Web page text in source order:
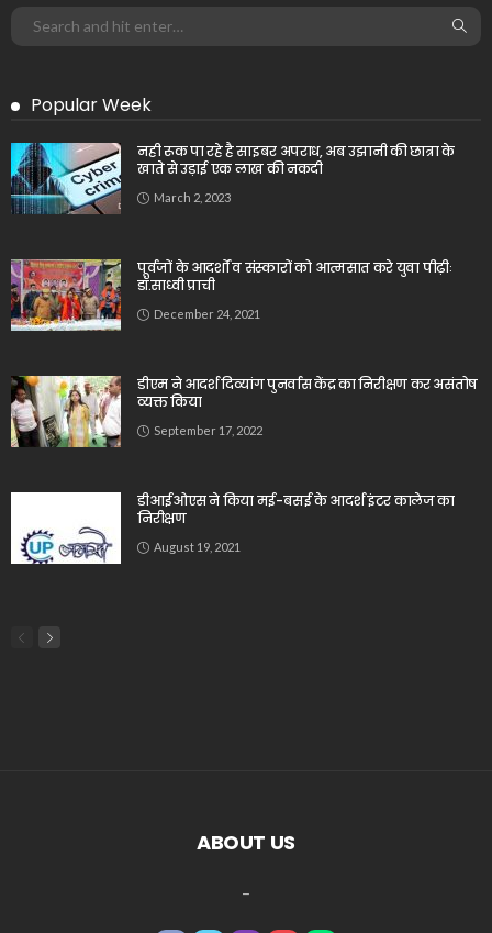
Popular Week
नही रूक पा रहे है साइबर अपराध, अब उझानी की छात्रा के
खाते से उड़ाई एक लाख की नकदी
March 2, 2023
पूर्वजों के आदर्शों व संस्कारों को आत्मसात करे युवा पीढ़ीः
डॉ.साध्वी प्राची
December 24, 2021
डीएम ने आदर्श दिव्यांग पुनर्वास केंद्र का निरीक्षण कर असंतोष
व्यक्त किया
September 17, 2022
डीआईओएस ने किया मई-बसई के आदर्श इंटर कालेज का
निरीक्षण
August 19, 2021
ABOUT US